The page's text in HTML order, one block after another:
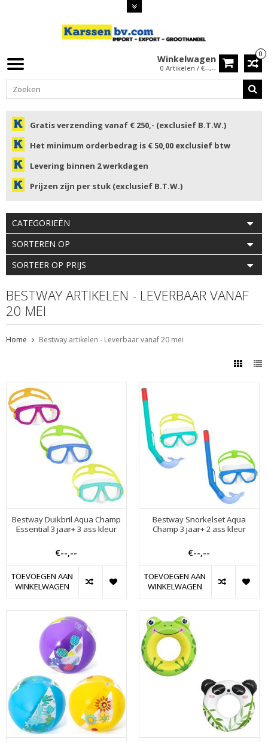
0
Winkelwagen
0 Artikelen / €--,--
Gratis verzending vanaf € 250,- (exclusief B.T.W.)
Het minimum orderbedrag is € 50,00 exclusief btw
Levering binnen 2 werkdagen
Prijzen zijn per stuk (exclusief B.T.W.)
CATEGORIEËN
SORTEREN OP
SORTEER OP PRIJS
BESTWAY ARTIKELEN - LEVERBAAR VANAF
20 MEI
Home Bestway artikelen - Leverbaar vanaf 20 mei
Bestway Duikbril Aqua Champ
Essential 3 jaar+ 3 ass kleur
€--,--
TOEVOEGEN AAN
WINKELWAGEN
Bestway Snorkelset Aqua
Champ 3 jaar+ 2 ass kleur
€--,--
TOEVOEGEN AAN
WINKELWAGEN